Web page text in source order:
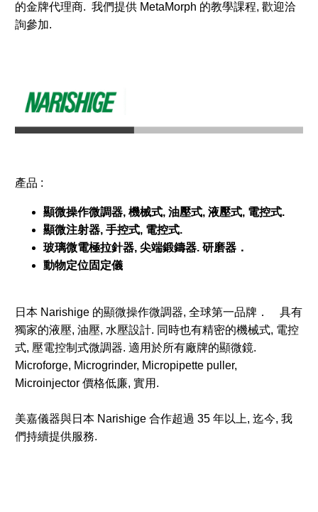
的金牌代理商. 我們提供 MetaMorph 的教學課程, 歡迎洽
詢參加.
產品 :
顯微操作微調器, 機械式, 油壓式, 液壓式, 電控式.
顯微注射器, 手控式, 電控式.
玻璃微電極拉針器, 尖端鍛鑄器. 研磨器．
動物定位固定儀
日本 Narishige 的顯微操作微調器, 全球第一品牌． 具有
獨家的液壓, 油壓, 水壓設計. 同時也有精密的機械式, 電控
式, 壓電控制式微調器. 適用於所有廠牌的顯微鏡.
Microforge, Microgrinder, Micropipette puller,
Microinjector 價格低廉, 實用.
美嘉儀器與日本 Narishige 合作超過 35 年以上, 迄今, 我
們持續提供服務.